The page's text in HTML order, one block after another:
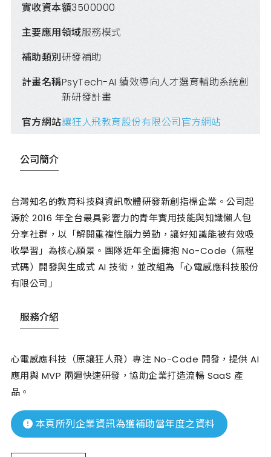
實收資本額3500000
主要應用領域服務模式
補助類別研發補助
計畫名稱PsyTech-AI 績效導向人才選育輔助系統創
新研發計畫
官方網站讓狂人飛教育股份有限公司官方網站
公司簡介
台灣知名的教育科技與資訊軟體研發新創指標企業。公司起
源於 2016 年全台最具影響力的青年實用技能與知識懶人包
分享社群，以「解開重複性腦力勞動，讓好知識能被有效吸
收學習」為核心願景。團隊近年全面擁抱 No-Code（無程
式碼）開發與生成式 AI 技術，並改組為「心電感應科技股份
有限公司」
服務介紹
心電感應科技（原讓狂人飛）專注 No-Code 開發，提供 AI
應用與 MVP 兩週快速研發，協助企業打造流暢 SaaS 產
品。
本頁所列企業資訊為獲補助當年度之資料